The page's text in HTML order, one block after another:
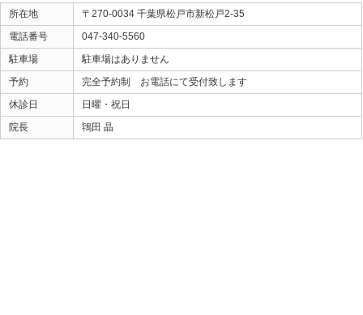
そして回復させたのは、ご本人の回復力なんです。
痛かったら、痛みを取ればいい
動けなかったら、動けるようにすればいい
その前に、
どうして痛いの？ なんで動けなくなったの？
その理由は何？ 詳細に分析して解除する方法はあるの